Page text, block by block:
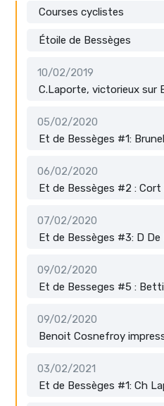
Courses cyclistes
Étoile de Bessèges
10/02/2019
C.Laporte, victorieux sur
05/02/2020
Et de Bessèges #1:
06/02/2020
Et de Bessèges #2 : Cort
07/02/2020
Et de Bessèges #3: D
09/02/2020
Et de Besseges #5 :
09/02/2020
Benoit Cosnefroy
03/02/2021
Et de Bessèges #1: Ch